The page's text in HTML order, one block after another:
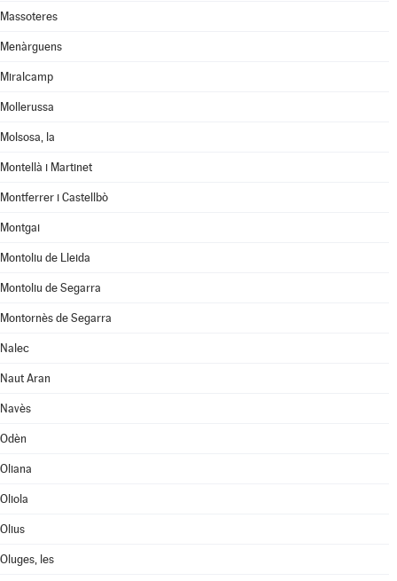
Massoteres
Menàrguens
Miralcamp
Mollerussa
Molsosa, la
Montellà i Martinet
Montferrer i Castellbò
Montgai
Montoliu de Lleida
Montoliu de Segarra
Montornès de Segarra
Nalec
Naut Aran
Navès
Odèn
Oliana
Oliola
Olius
Oluges, les